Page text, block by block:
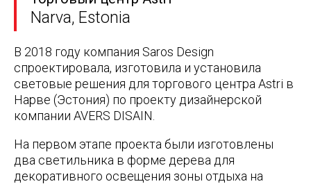
Narva, Estonia
В 2018 году компания Saros Design
спроектировала, изготовила и установила
световые решения для торгового центра Astri в
Нарве (Эстония) по проекту дизайнерской
компании AVERS DISAIN.
На первом этапе проекта были изготовлены
два светильника в форме дерева для
декоративного освещения зоны отдыха на